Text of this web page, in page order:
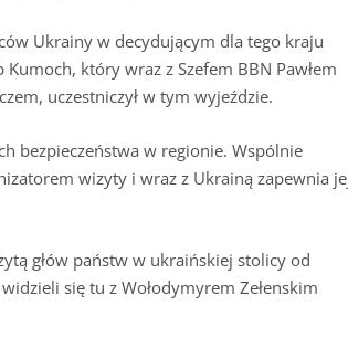
Ukrainy w decydującym dla tego kraju
który wraz z Szefem BBN Pawłem
uczestniczył w tym wyjeździe.
bezpieczeństwa w regionie. Wspólnie
wizyty i wraz z Ukrainą zapewnia
głów państw w ukraińskiej stolicy od
się tu z Wołodymyrem Zełenskim